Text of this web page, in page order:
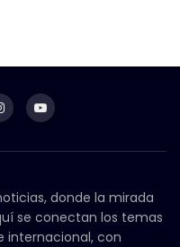
donde la mirada
se conectan los temas
internacional, con